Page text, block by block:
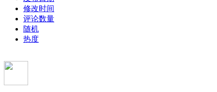
修改时间
评论数量
随机
热度